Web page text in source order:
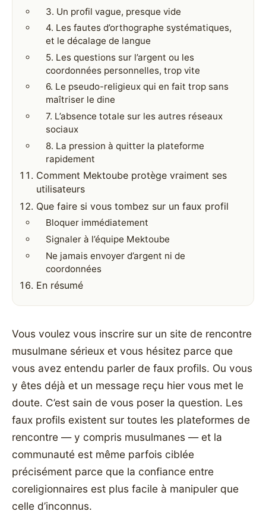
3. Un profil vague, presque vide
4. Les fautes d’orthographe systématiques,
et le décalage de langue
5. Les questions sur l’argent ou les
coordonnées personnelles, trop vite
6. Le pseudo-religieux qui en fait trop sans
maîtriser le dine
7. L’absence totale sur les autres réseaux
sociaux
8. La pression à quitter la plateforme
rapidement
Comment Mektoube protège vraiment ses
utilisateurs
Que faire si vous tombez sur un faux profil
Bloquer immédiatement
Signaler à l’équipe Mektoube
Ne jamais envoyer d’argent ni de
coordonnées
En résumé
Vous voulez vous inscrire sur un site de rencontre
musulmane sérieux et vous hésitez parce que
vous avez entendu parler de faux profils. Ou vous
y êtes déjà et un message reçu hier vous met le
doute. C’est sain de vous poser la question. Les
faux profils existent sur toutes les plateformes de
rencontre — y compris musulmanes — et la
communauté est même parfois ciblée
précisément parce que la confiance entre
coreligionnaires est plus facile à manipuler que
celle d’inconnus.